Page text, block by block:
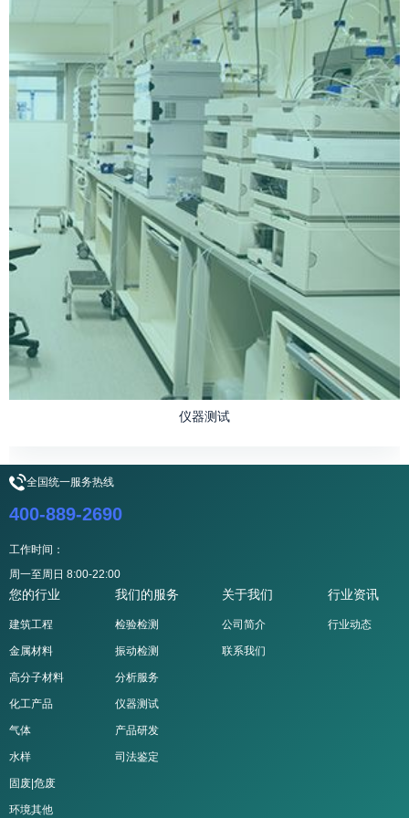
仪器测试
全国统一服务热线
400-889-2690
工作时间：
周一至周日 8:00-22:00
您的行业
建筑工程
金属材料
高分子材料
化工产品
气体
水样
固废|危废
环境其他
我们的服务
检验检测
振动检测
分析服务
仪器测试
产品研发
司法鉴定
关于我们
公司简介
联系我们
行业资讯
行业动态